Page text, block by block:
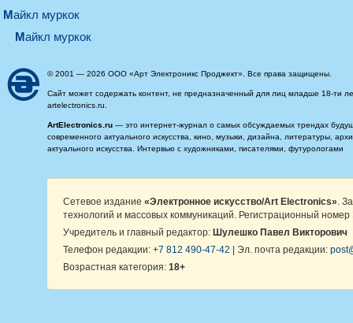
майкл муркок
майкл муркок
© 2001 — 2026 ООО «Арт Электроникс Проджект». Все права защищены.
Сайт может содержать контент, не предназначенный для лиц младше 18-ти
artelectronics.ru.
ArtElectronics.ru — это интернет-журнал о самых обсуждаемых трендах
современного актуального искусства, кино, музыки, дизайна, литературы,
актуального искусства. Интервью с художниками, писателями, футурологами
Сетевое издание «Электронное искусство/Art Electronics» .
технологий и массовых коммуникаций. Регистрационный
Учредитель и главный редактор: Шулешко Павел Викторович
Телефон редакции: +7 812 490-47-42 | Эл. почта редакции:
Возрастная категория: 18+